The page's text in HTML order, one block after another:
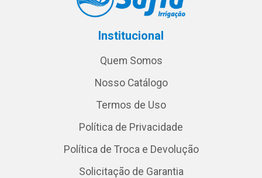
Institucional
Quem Somos
Nosso Catálogo
Termos de Uso
Política de Privacidade
Política de Troca e Devolução
Solicitação de Garantia